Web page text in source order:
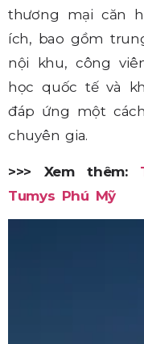
thương mại căn
ích, bao gồm
nội khu, công
học quốc tế và
đáp ứng một
chuyên gia.
>>> Xem thêm:
Tumys Phú Mỹ